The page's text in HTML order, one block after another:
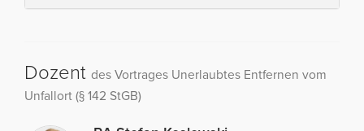
Dozent des Vortrages Unerlaubtes Entfernen vom
Unfallort (§ 142 StGB)